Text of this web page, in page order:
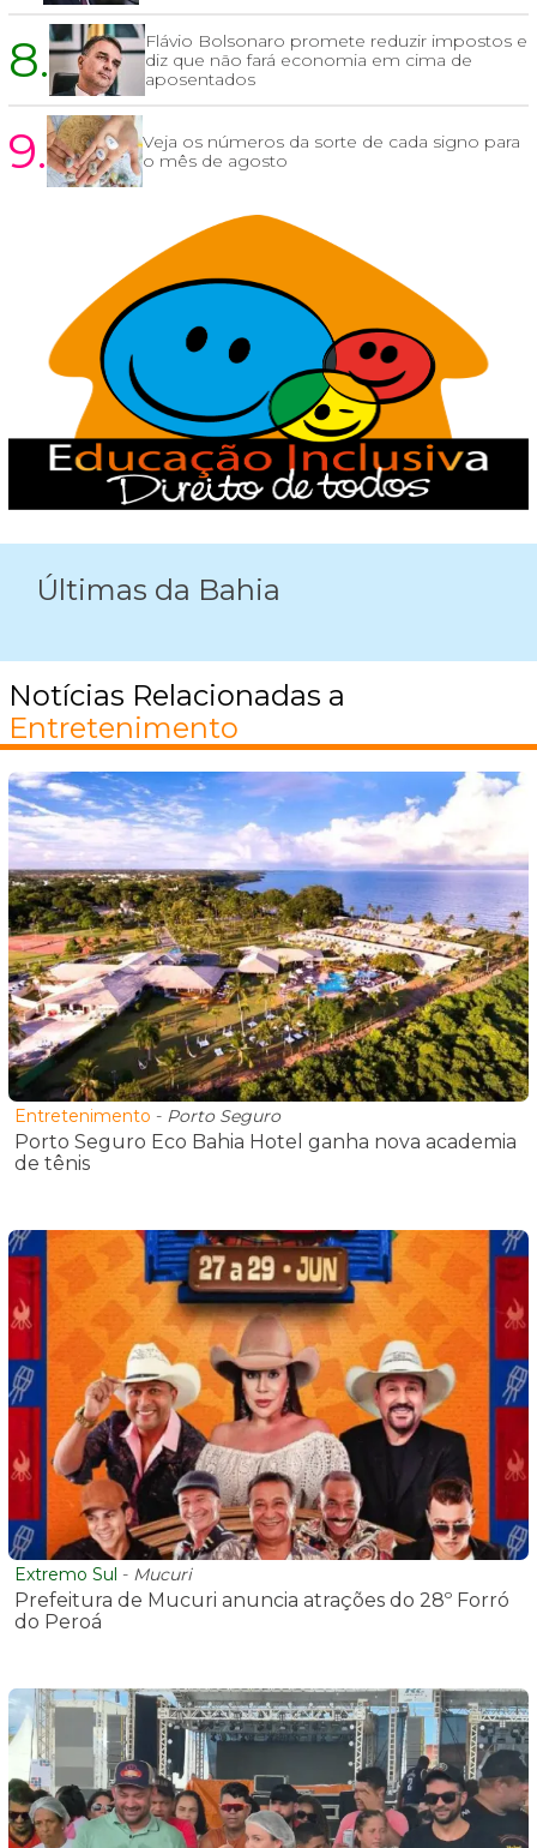
8.
Flávio Bolsonaro promete reduzir impostos e
diz que não fará economia em cima de
aposentados
9.
Veja os números da sorte de cada signo para
o mês de agosto
Últimas da Bahia
Notícias Relacionadas a
Entretenimento
Entretenimento - Porto Seguro
Porto Seguro Eco Bahia Hotel ganha nova academia
de tênis
Extremo Sul - Mucuri
Prefeitura de Mucuri anuncia atrações do 28º Forró
do Peroá